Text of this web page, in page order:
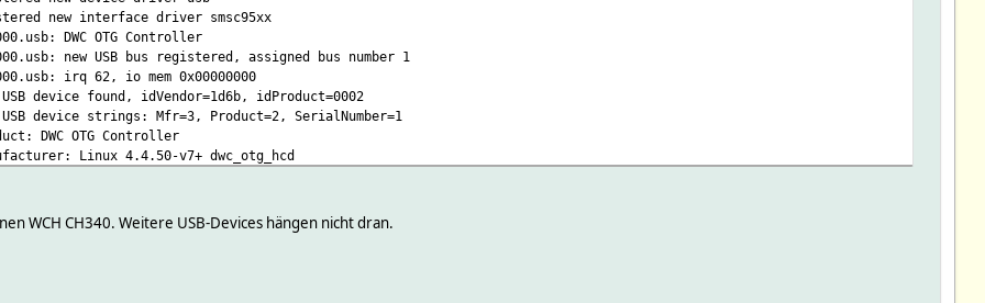
new interface driver smsc95xx
DWC OTG Controller
new USB bus registered, assigned bus number 1
irq 62, io mem 0x00000000
device found, idVendor=1d6b, idProduct=0002
device strings: Mfr=3, Product=2, SerialNumber=1
DWC OTG Controller
Linux 4.4.50-v7+ dwc_otg_hcd
new interface driver usbhid
core driver
speed USB device number 2 using dwc_otg
found, idVendor=0424, idProduct=9514
device strings: Mfr=0, Product=0, SerialNumber=0
WCH CH340. Weitere USB-Devices hängen nicht dran.